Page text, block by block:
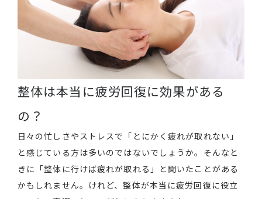
整体は本当に疲労回復に効果がある
の？
日々の忙しさやストレスで「とにかく疲れが取れない」
と感じている方は多いのではないでしょうか。そんなと
きに「整体に行けば疲れが取れる」と聞いたことがある
かもしれません。けれど、整体が本当に疲労回復に役立